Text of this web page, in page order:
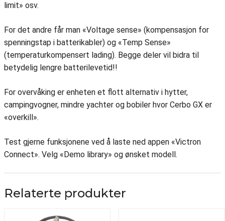
limit» osv.
For det andre får man «Voltage sense» (kompensasjon for
spenningstap i batterikabler) og «Temp Sense»
(temperaturkompensert lading). Begge deler vil bidra til
betydelig lengre batterilevetid!!
For overvåking er enheten et flott alternativ i hytter,
campingvogner, mindre yachter og bobiler hvor Cerbo GX er
«overkill».
Test gjerne funksjonene ved å laste ned appen «Victron
Connect». Velg «Demo library» og ønsket modell.
Relaterte produkter